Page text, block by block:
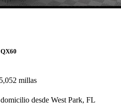
millas
desde West Park, FL